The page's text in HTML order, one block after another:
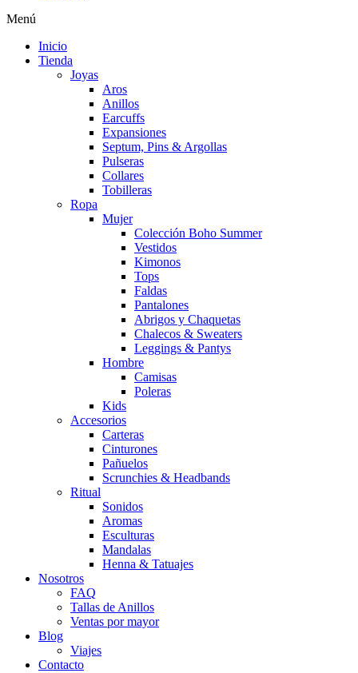
Menú
Inicio
Tienda
Joyas
Aros
Anillos
Earcuffs
Expansiones
Septum, Pins & Argollas
Pulseras
Collares
Tobilleras
Ropa
Mujer
Colección Boho Summer
Vestidos
Kimonos
Tops
Faldas
Pantalones
Abrigos y Chaquetas
Chalecos & Sweaters
Leggings & Pantys
Hombre
Camisas
Poleras
Kids
Accesorios
Carteras
Cinturones
Pañuelos
Scrunchies & Headbands
Ritual
Sonidos
Aromas
Esculturas
Mandalas
Henna & Tatuajes
Nosotros
FAQ
Tallas de Anillos
Ventas por mayor
Blog
Viajes
Contacto